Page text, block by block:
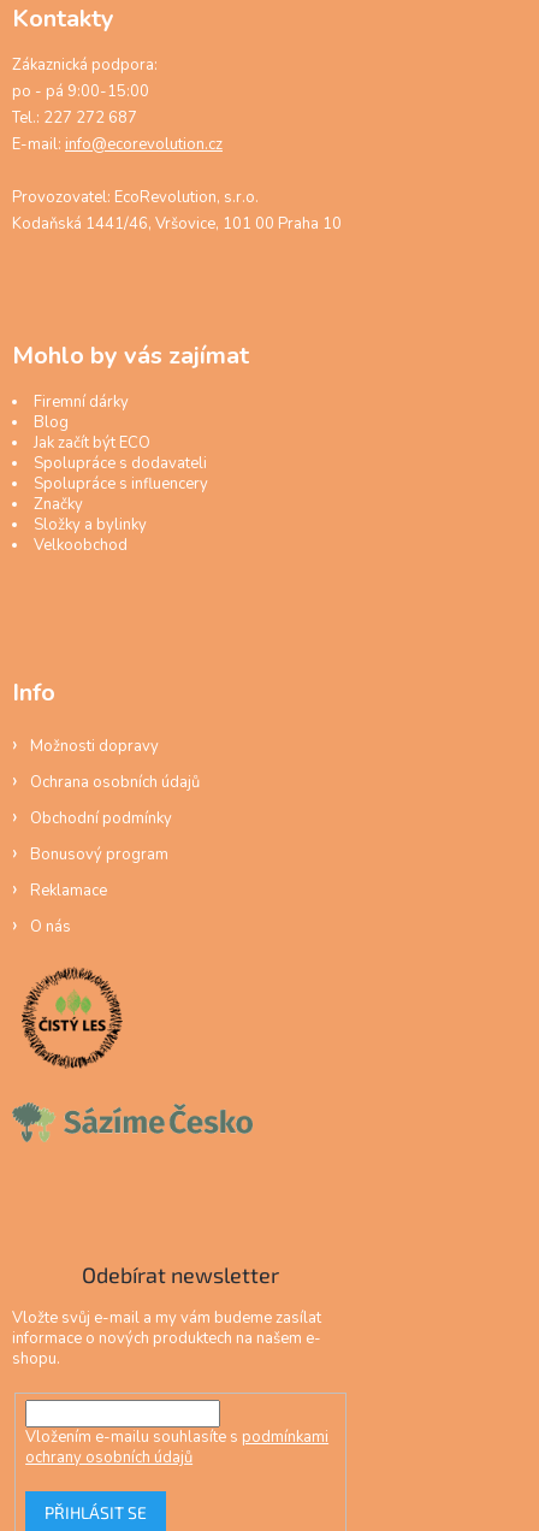
Kontakty
Zákaznická podpora:
po - pá 9:00-15:00
Tel.: 227 272 687
E-mail: info@ecorevolution.cz
Provozovatel: EcoRevolution, s.r.o.
Kodaňská 1441/46, Vršovice, 101 00 Praha 10
Mohlo by vás zajímat
Firemní dárky
Blog
Jak začít být ECO
Spolupráce s dodavateli
Spolupráce s influencery
Značky
Složky a bylinky
Velkoobchod
Info
Možnosti dopravy
Ochrana osobních údajů
Obchodní podmínky
Bonusový program
Reklamace
O nás
Odebírat newsletter
Vložte svůj e-mail a my vám budeme zasílat
informace o nových produktech na našem e-
shopu.
Vložením e-mailu souhlasíte s podmínkami
ochrany osobních údajů
PŘIHLÁSIT SE